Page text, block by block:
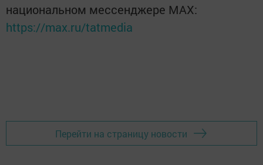
национальном мессенджере MАХ:
https://max.ru/tatmedia
Перейти на страницу новости